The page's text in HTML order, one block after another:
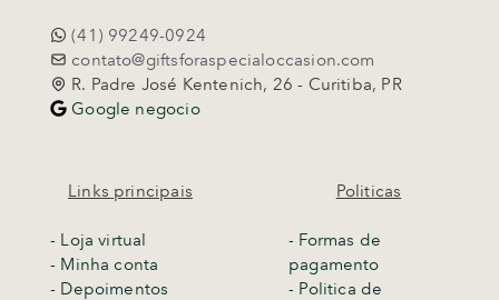
(41) 99249-0924
contato@giftsforaspecialoccasion.com
R. Padre José Kentenich, 26 - Curitiba, PR
Google negocio
Links principais
- Loja virtual
- Minha conta
- Depoimentos
Politicas
- Formas de
pagamento
- Politica de